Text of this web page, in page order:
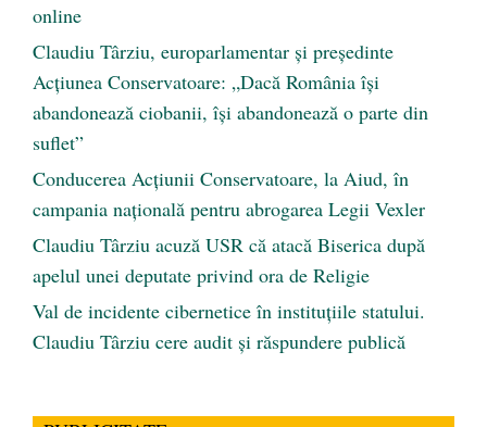
online
Claudiu Târziu, europarlamentar și președinte
Acțiunea Conservatoare: „Dacă România își
abandonează ciobanii, își abandonează o parte din
suflet”
Conducerea Acțiunii Conservatoare, la Aiud, în
campania națională pentru abrogarea Legii Vexler
Claudiu Târziu acuză USR că atacă Biserica după
apelul unei deputate privind ora de Religie
Val de incidente cibernetice în instituțiile statului.
Claudiu Târziu cere audit și răspundere publică